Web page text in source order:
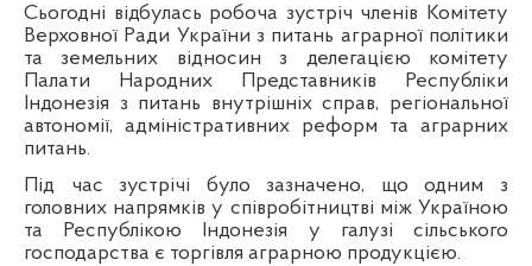
Сьогодні відбулась робоча зустріч членів Комітету
Верховної Ради України з питань аграрної політики
та земельних відносин з делегацією комітету
Палати Народних Представників Республіки
Індонезія з питань внутрішніх справ, регіональної
автономії, адміністративних реформ та аграрних
питань.
Під час зустрічі було зазначено, що одним з
головних напрямківу співробітництві між Україною
та Республікою Індонезія у галузі сільського
господарства є торгівля аграрною продукцією.